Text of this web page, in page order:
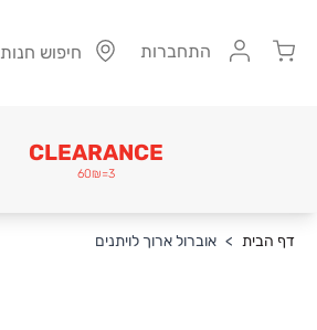
Cart התחברות חיפוש חנות
CLEARANCE
3=60₪
דף הבית > אוברול ארוך לויתנים